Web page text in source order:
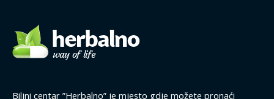
Biljni centar ”Herbalno” je mjesto gdje možete pronaći